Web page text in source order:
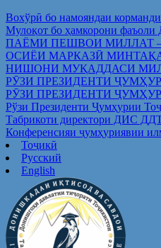
Вохўрӣ бо намояндаи
Мулоқот бо ҳамкорони
ПАЁМИ ПЕШВОИ МИЛЛАТ
ОСИЁИ МАРКАЗӢ
НИШОНИ МУҚАДДАСИ
РӮЗИ ПРЕЗИДЕНТИ
РӮЗИ ПРЕЗИДЕНТИ
Рўзи Президенти Ҷумҳурии
Табрикоти директори ДИС
Конференсияи ҷумҳуриявии
Тоҷикӣ
Русский
English